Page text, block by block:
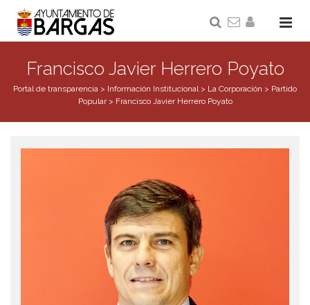
Francisco Javier Herrero Poyato
Portal de transparencia > Información Institucional> La Corporación > Partido
Popular> Francisco Javier Herrero Poyato